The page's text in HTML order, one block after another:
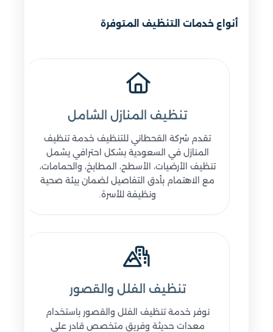
أنواع خدمات التنظيف المتوفرة
تنظيف المنازل الشامل
تقدم شركة القحطاني للتنظيف خدمة تنظيف
المنازل في السعودية بشكل احترافي يشمل
تنظيف الأرضيات، الأسطح، المطابخ، والحمامات،
مع الاهتمام بأدق التفاصيل لضمان بيئة صحية
ونظيفة للأسرة.
تنظيف الفلل والقصور
نوفر خدمة تنظيف الفلل والقصور باستخدام
معدات حديثة وفريق متخصص قادر على